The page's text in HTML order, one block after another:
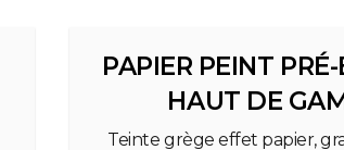
PAPIER PEINT
HAUT DE
Teinte grège effet papier,